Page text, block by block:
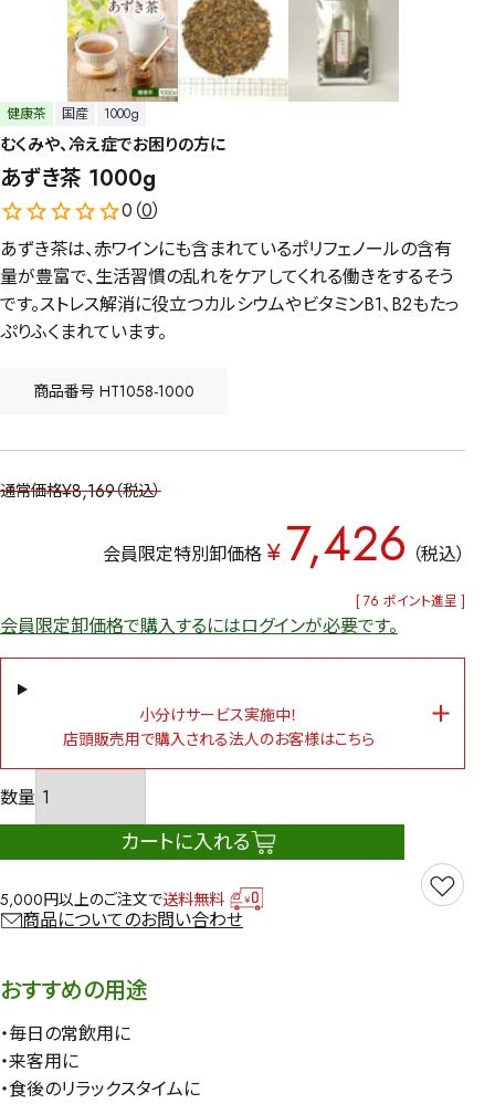
健康茶 国産 1000g
むくみや、冷え症でお困りの方に
あずき茶 1000g
0（0）
あずき茶は、赤ワインにも含まれているポリフェノールの含有
量が豊富で、生活習慣の乱れをケアしてくれる働きをするそう
です。ストレス解消に役立つカルシウムやビタミンB1、B2もたっ
ぷりふくまれています。
商品番号 HT1058-1000
通常価格¥8,169 税込
会員限定特別卸価格 ¥7,426 税込
[ 76 ポイント進呈 ]
会員限定卸価格で購入するにはログインが必要です。
小分けサービス実施中！
店頭販売用で購入される法人のお客様はこちら
カートに入れる
5,000円以上のご注文で送料無料
商品についてのお問い合わせ
おすすめの用途
・毎日の常飲用に
・来客用に
・食後のリラックスタイムに